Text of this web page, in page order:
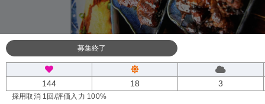
募集終了
144 18 3
採用取消 1回 /評価入力 100%